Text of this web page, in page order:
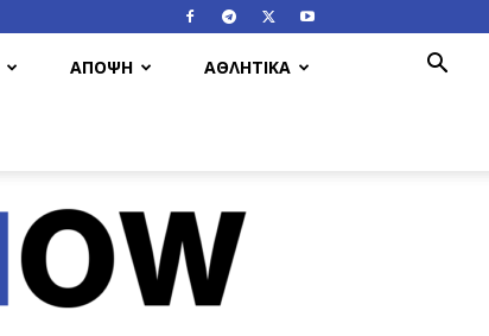
ΑΠΟΨΗ ΑΘΛΗΤΙΚΑ